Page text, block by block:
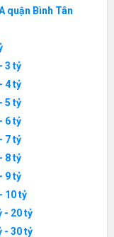
quận Bình Tân
3 tỷ
4 tỷ
5 tỷ
6 tỷ
7 tỷ
8 tỷ
9 tỷ
10 tỷ
- 20 tỷ
- 30 tỷ